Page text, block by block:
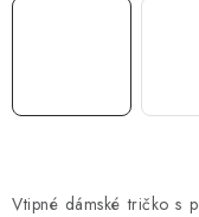
Vtipné dámské tričko s